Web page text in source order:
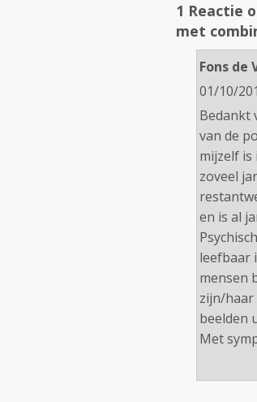
1 Reactie
met
Fons de
01/10/
Bedankt
van de
mijzelf is
zoveel
en is al
leefbaar
mensen
zijn/haar
beelden
Met